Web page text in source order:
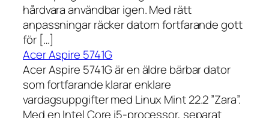
hårdvara användbar igen. Med rätt
anpassningar räcker datorn fortfarande gott
för […]
Acer Aspire 5741G
Acer Aspire 5741G är en äldre bärbar dator
som fortfarande klarar enklare
vardagsuppgifter med Linux Mint 22.2 ”Zara”.
Med en Intel Core i5-processor, separat